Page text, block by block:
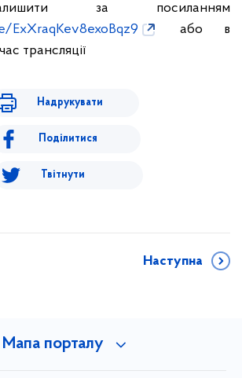
за посиланням
ExXraqKev8exoBqz9
або в
трансляції
Надрукувати
Поділитися
Твітнути
Наступна
Мапа порталу